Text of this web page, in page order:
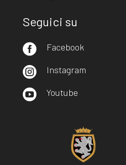
Seguici su
 Facebook
 Instagram
 Youtube